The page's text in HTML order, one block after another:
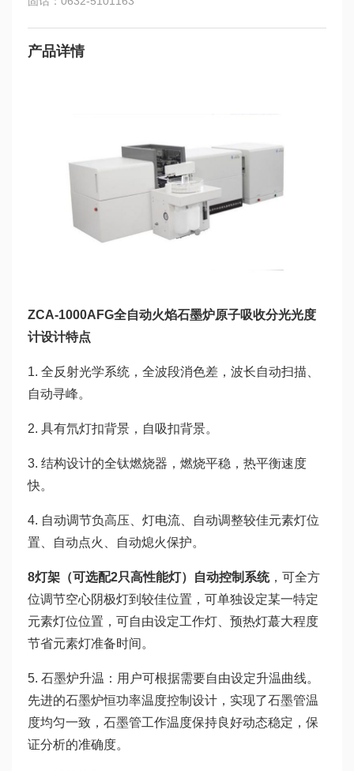
产品详情
ZCA-1000AFG全自动火焰石墨炉原子吸收分光光度
计设计特点
1. 全反射光学系统，全波段消色差，波长自动扫描、
自动寻峰。
2. 具有氘灯扣背景，自吸扣背景。
3. 结构设计的全钛燃烧器，燃烧平稳，热平衡速度
快。
4. 自动调节负高压、灯电流、自动调整较佳元素灯位
置、自动点火、自动熄火保护。
8灯架（可选配2只高性能灯）自动控制系统，可全方
位调节空心阴极灯到较佳位置，可单独设定某一特定
元素灯位位置，可自由设定工作灯、预热灯蕞大程度
节省元素灯准备时间。
5. 石墨炉升温：用户可根据需要自由设定升温曲线。
先进的石墨炉恒功率温度控制设计，实现了石墨管温
度均匀一致，石墨管工作温度保持良好动态稳定，保
证分析的准确度。